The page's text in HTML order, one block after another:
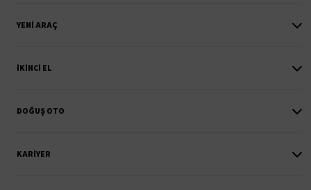
YENI ARAÇ
İKINCI EL
DOĞUŞ OTO
KARIYER